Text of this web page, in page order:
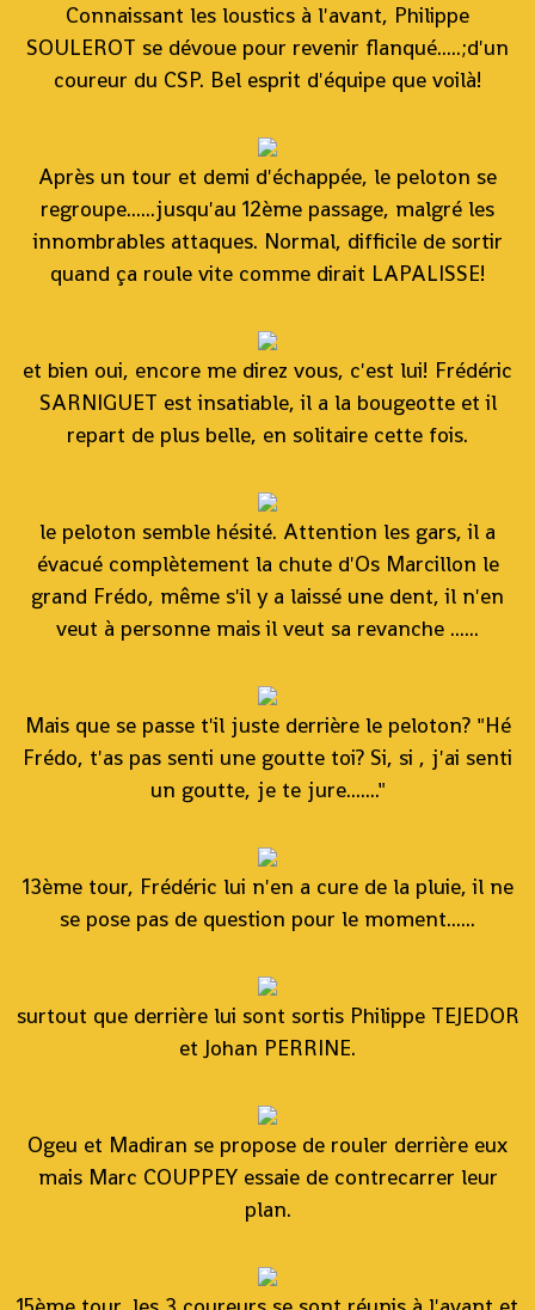
Connaissant les loustics à l'avant, Philippe
SOULEROT se dévoue pour revenir flanqué.....;d'un
coureur du CSP. Bel esprit d'équipe que voilà!
Après un tour et demi d'échappée, le peloton se
regroupe......jusqu'au 12ème passage, malgré les
innombrables attaques. Normal, difficile de sortir
quand ça roule vite comme dirait LAPALISSE!
et bien oui, encore me direz vous, c'est lui! Frédéric
SARNIGUET est insatiable, il a la bougeotte et il
repart de plus belle, en solitaire cette fois.
le peloton semble hésité. Attention les gars, il a
évacué complètement la chute d'Os Marcillon le
grand Frédo, même s'il y a laissé une dent, il n'en
veut à personne mais il veut sa revanche ......
Mais que se passe t'il juste derrière le peloton? "Hé
Frédo, t'as pas senti une goutte toi? Si, si , j'ai senti
un goutte, je te jure......."
13ème tour, Frédéric lui n'en a cure de la pluie, il ne
se pose pas de question pour le moment......
surtout que derrière lui sont sortis Philippe TEJEDOR
et Johan PERRINE.
Ogeu et Madiran se propose de rouler derrière eux
mais Marc COUPPEY essaie de contrecarrer leur
plan.